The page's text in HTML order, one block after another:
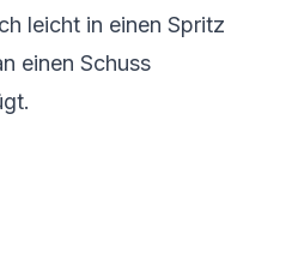
leicht in einen Spritz
einen Schuss